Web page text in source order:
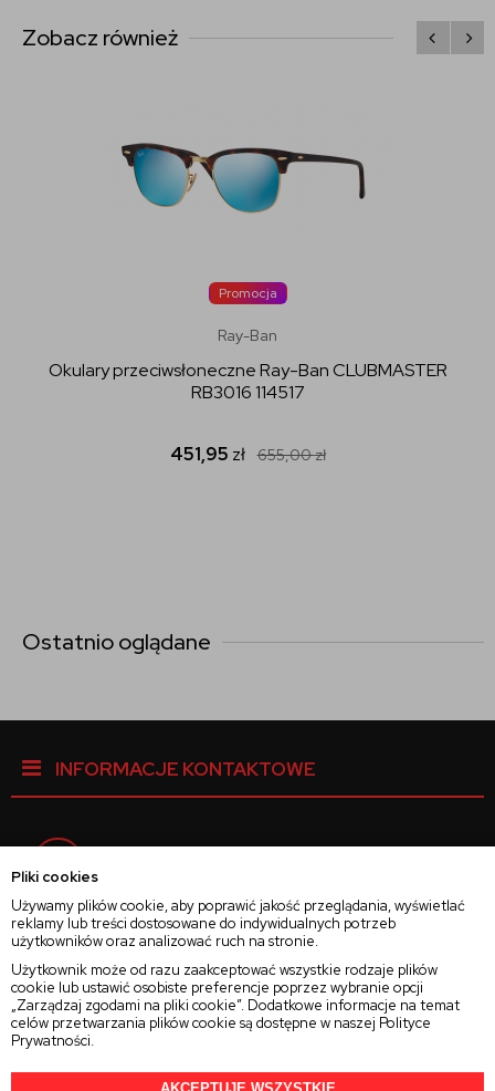
Pliki cookies
Używamy plików cookie, aby poprawić jakość przeglądania, wyświetlać
reklamy lub treści dostosowane do indywidualnych potrzeb
użytkowników oraz analizować ruch na stronie.
Użytkownik może od razu zaakceptować wszystkie rodzaje plików
cookie lub ustawić osobiste preferencje poprzez wybranie opcji
„Zarządzaj zgodami na pliki cookie”. Dodatkowe informacje na temat
celów przetwarzania plików cookie są dostępne w naszej Polityce
Prywatności.
Zobacz również
Promocja
Ray-Ban
Okulary przeciwsłoneczne Ray-Ban CLUBMASTER
RB3016 114517
451,95 zł 655,00zł
Ostatnio oglądane
INFORMACJE KONTAKTOWE
Instagram
Twitter